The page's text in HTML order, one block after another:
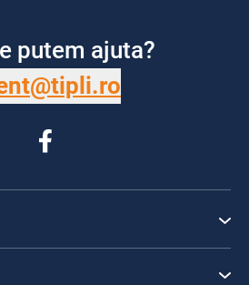
putem ajuta?